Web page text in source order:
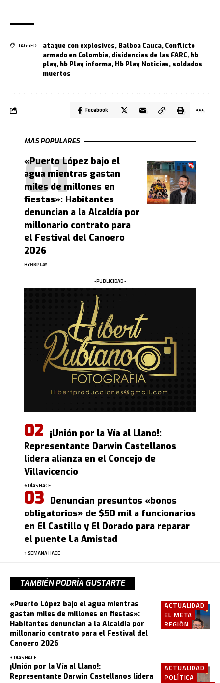
TAGGED: ataque con explosivos, Balboa Cauca, Conflicto
armado en Colombia, disidencias de las FARC, hb
play, hb Play informa, Hb Play Noticias, soldados
muertos
Facebook
MAS POPULARES
«Puerto López bajo el
agua mientras gastan
miles de millones en
fiestas»: Habitantes
denuncian a la Alcaldía por
millonario contrato para
el Festival del Canoero
2026
BYHBPLAY
-PUBLICIDAD -
¡Unión por la Vía al Llano!:
Representante Darwin Castellanos
lidera alianza en el Concejo de
Villavicencio
6 DÍAS HACE
Denuncian presuntos «bonos
obligatorios» de $50 mil a funcionarios
en El Castillo y El Dorado para reparar
el puente La Amistad
1 SEMANA HACE
TAMBIÉN PODRÍA GUSTARTE
ACTUALIDAD
EL META
REGIÓN
«Puerto López bajo el agua mientras
gastan miles de millones en fiestas»:
Habitantes denuncian a la Alcaldía por
millonario contrato para el Festival del
Canoero 2026
3 DÍAS HACE
ACTUALIDAD
POLÍTICA
¡Unión por la Vía al Llano!:
Representante Darwin Castellanos lidera